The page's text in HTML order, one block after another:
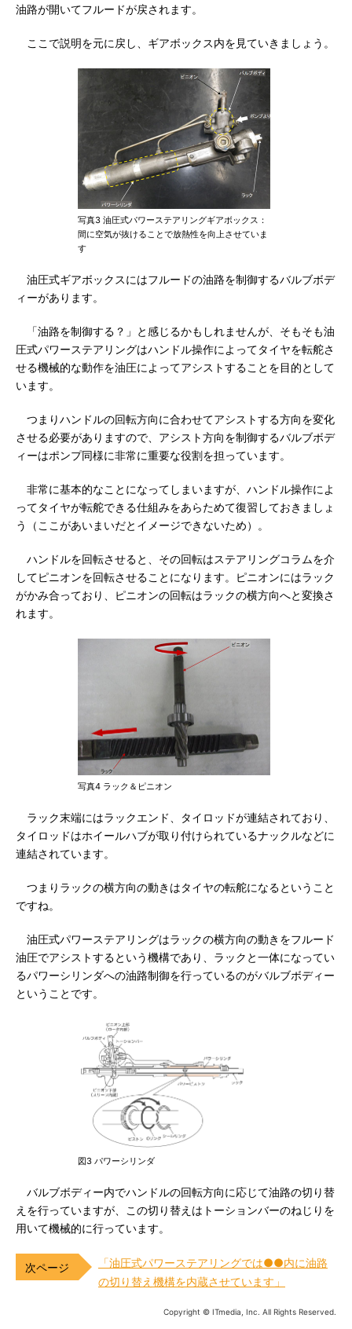
油路が開いてフルードが戻されます。
ここで説明を元に戻し、ギアボックス内を見ていきましょう。
写真3 油圧式パワーステアリングギアボックス：
間に空気が抜けることで放熱性を向上させていま
す
油圧式ギアボックスにはフルードの油路を制御するバルブボデ
ィーがあります。
「油路を制御する？」と感じるかもしれませんが、そもそも油
圧式パワーステアリングはハンドル操作によってタイヤを転舵さ
せる機械的な動作を油圧によってアシストすることを目的として
います。
つまりハンドルの回転方向に合わせてアシストする方向を変化
させる必要がありますので、アシスト方向を制御するバルブボデ
ィーはポンプ同様に非常に重要な役割を担っています。
非常に基本的なことになってしまいますが、ハンドル操作によ
ってタイヤが転舵できる仕組みをあらためて復習しておきましょ
う（ここがあいまいだとイメージできないため）。
ハンドルを回転させると、その回転はステアリングコラムを介
してピニオンを回転させることになります。ピニオンにはラック
がかみ合っており、ピニオンの回転はラックの横方向へと変換さ
れます。
写真4 ラック＆ピニオン
ラック末端にはラックエンド、タイロッドが連結されており、
タイロッドはホイールハブが取り付けられているナックルなどに
連結されています。
つまりラックの横方向の動きはタイヤの転舵になるということ
ですね。
油圧式パワーステアリングはラックの横方向の動きをフルード
油圧でアシストするという機構であり、ラックと一体になってい
るパワーシリンダへの油路制御を行っているのがバルブボディー
ということです。
図3 パワーシリンダ
バルブボディー内でハンドルの回転方向に応じて油路の切り替
えを行っていますが、この切り替えはトーションバーのねじりを
用いて機械的に行っています。
「油圧式パワーステアリングでは●●内に油路
の切り替え機構を内蔵させています」
Copyright © ITmedia, Inc. All Rights Reserved.